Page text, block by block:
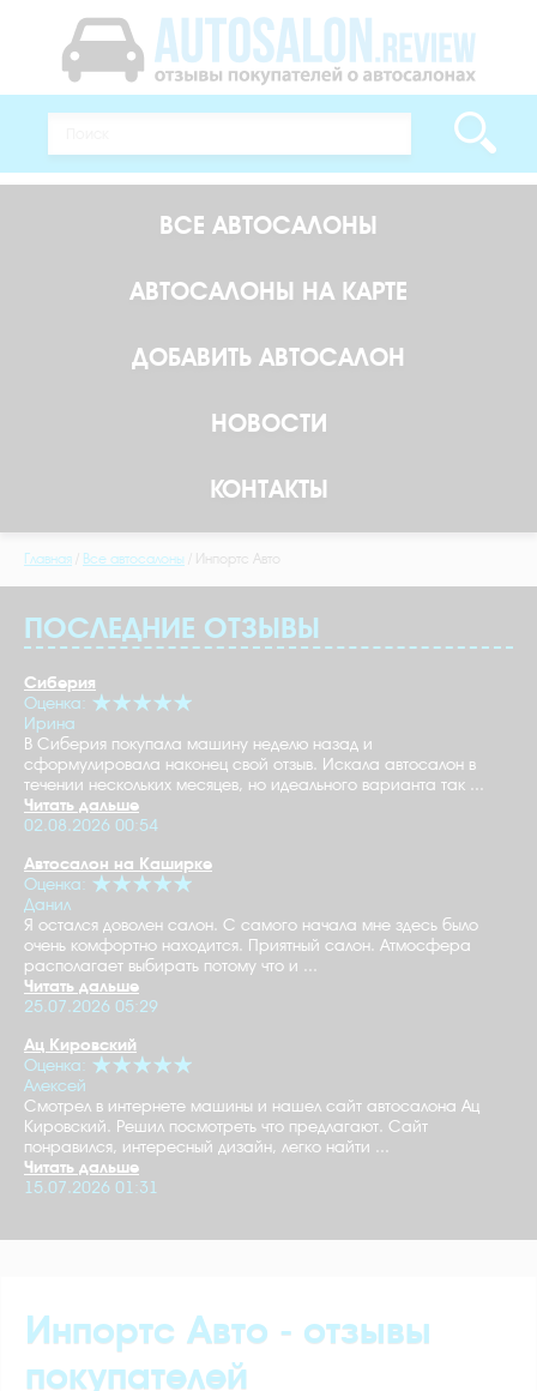
ВСЕ АВТОСАЛОНЫ
АВТОСАЛОНЫ НА КАРТЕ
ДОБАВИТЬ АВТОСАЛОН
НОВОСТИ
КОНТАКТЫ
Главная Все автосалоны Инпортс Авто
ПОСЛЕДНИЕ ОТЗЫВЫ
Сиберия
Оценка:
Ирина
В Сиберия покупала машину неделю назад и
сформулировала наконец свой отзыв. Искала автосалон в
течении нескольких месяцев, но идеального варианта так ...
Читать дальше
02.08.2026 00:54
Автосалон на Каширке
Оценка:
Данил
Я остался доволен салон. С самого начала мне здесь было
очень комфортно находится. Приятный салон. Атмосфера
располагает выбирать потому что и ...
Читать дальше
25.07.2026 05:29
Ац Кировский
Оценка:
Алексей
Смотрел в интернете машины и нашел сайт автосалона Ац
Кировский. Решил посмотреть что предлагают. Сайт
понравился, интересный дизайн, легко найти ...
Читать дальше
15.07.2026 01:31
Инпортс Авто - отзывы
покупателей